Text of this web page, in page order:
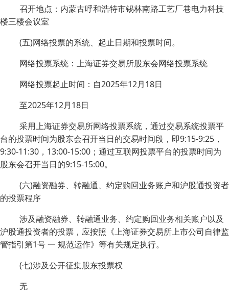
召开地点：内蒙古呼和浩特市锡林南路工艺厂巷电力科技
楼三楼会议室
(五)网络投票的系统、起止日期和投票时间。
网络投票系统：上海证券交易所股东会网络投票系统
网络投票起止时间：自2025年12月18日
至2025年12月18日
采用上海证券交易所网络投票系统，通过交易系统投票平
台的投票时间为股东会召开当日的交易时间段，即9:15-9:25，
9:30-11:30，13:00-15:00；通过互联网投票平台的投票时间为
股东会召开当日的9:15-15:00。
(六)融资融券、转融通、约定购回业务账户和沪股通投资者
的投票程序
涉及融资融券、转融通业务、约定购回业务相关账户以及
沪股通投资者的投票，应按照《上海证券交易所上市公司自律监
管指引第1号 一 规范运作》等有关规定执行。
(七)涉及公开征集股东投票权
无